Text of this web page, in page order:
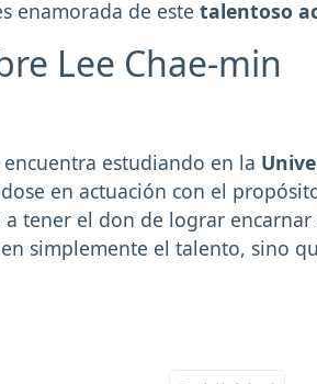
enamorada de este talentoso
Lee Chae-min
estudiando en la
en actuación con el
a tener el don de lograr
simplemente el talento, sino